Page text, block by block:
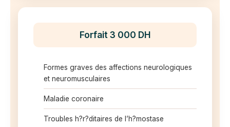
Forfait 3 000 DH
Formes graves des affections neurologiques
et neuromusculaires
Maladie coronaire
Troubles h?r?ditaires de l’h?mostase